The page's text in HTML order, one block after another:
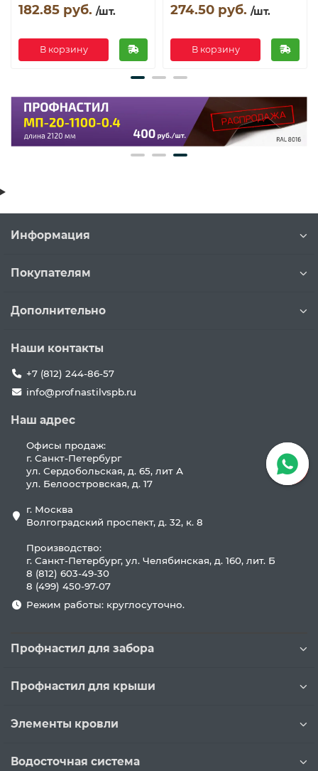
182.85 руб. /шт.
В корзину
274.50 руб. /шт.
В корзину
Информация
Покупателям
Дополнительно
Наши контакты
+7 (812) 244-86-57
info@profnastilvspb.ru
Наш адрес
Офисы продаж:
г. Санкт-Петербург
ул. Сердобольская, д. 65, лит А
ул. Белоостровская, д. 17
г. Москва
Волгоградский проспект, д. 32, к. 8
Производство:
г. Санкт-Петербург, ул. Челябинская, д. 160, лит. Б
8 (812) 603-49-30
8 (499) 450-97-07
Режим работы: круглосуточно.
Профнастил для забора
Профнастил для крыши
Элементы кровли
Водосточная система